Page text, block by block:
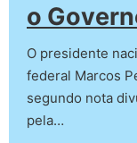
o
O presidente
federal Marcos
segundo nota
pela…